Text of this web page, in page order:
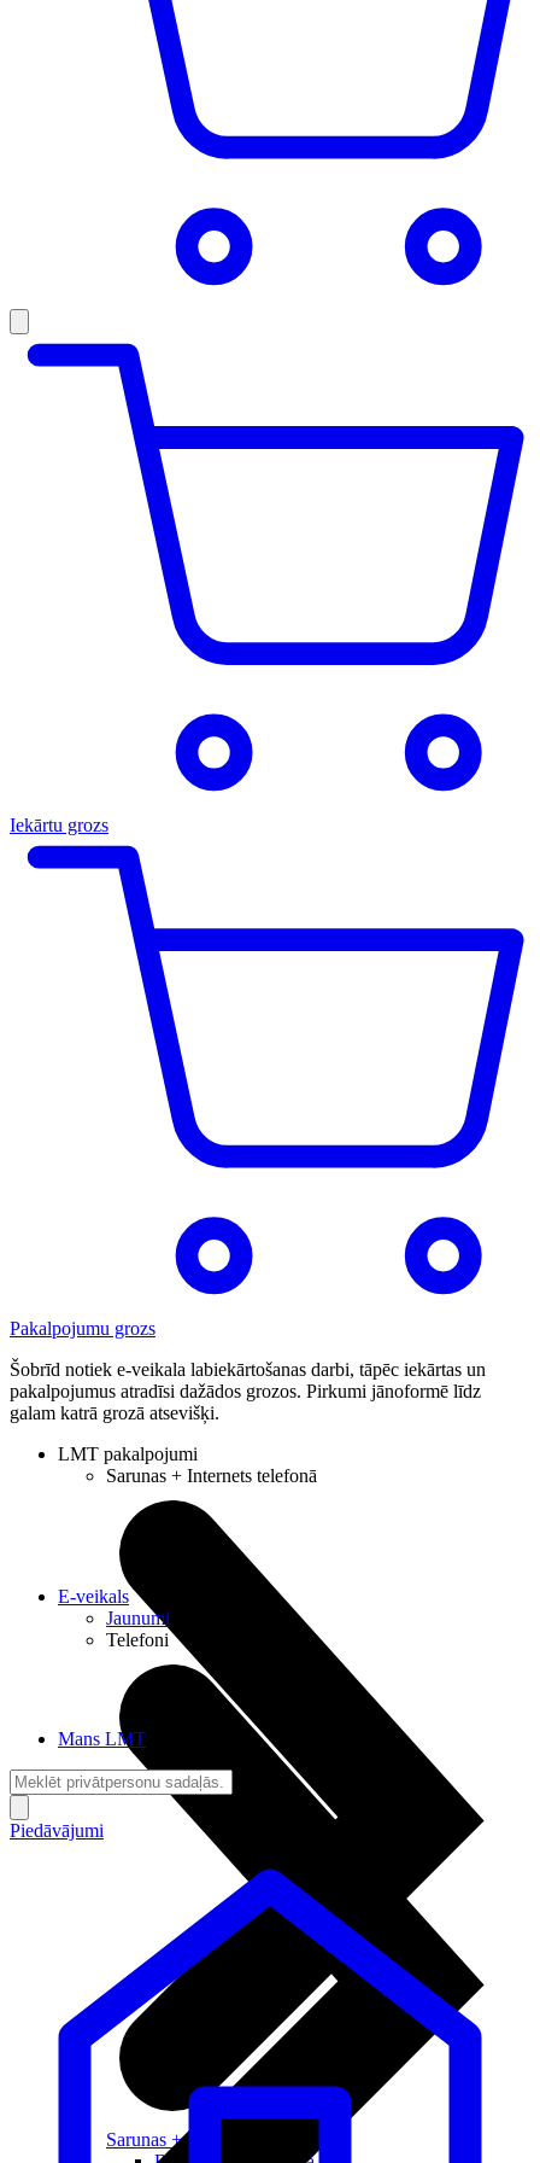
Iekārtu grozs
Pakalpojumu grozs
Šobrīd notiek e-veikala labiekārtošanas darbi, tāpēc iekārtas un
pakalpojumus atradīsi dažādos grozos. Pirkumi jānoformē līdz
galam katrā grozā atsevišķi.
LMT pakalpojumi
Sarunas + Internets telefonā
Sarunas + Internets
E-veikals
Jaunumi
Telefoni
Mans LMT
Piedāvājumi